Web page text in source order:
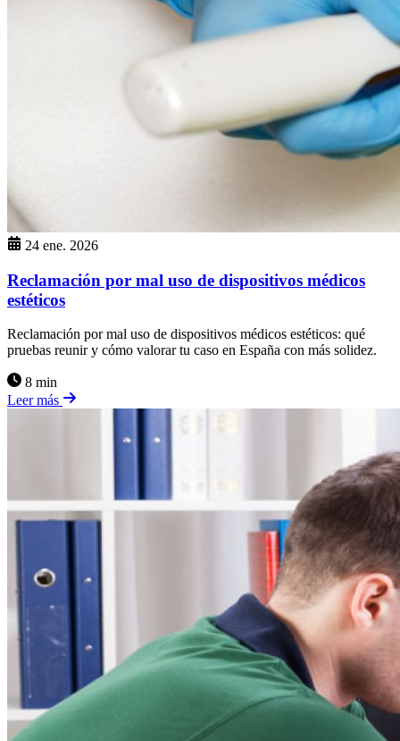
24 ene. 2026
Reclamación por mal uso de dispositivos médicos
estéticos
Reclamación por mal uso de dispositivos médicos estéticos: qué
pruebas reunir y cómo valorar tu caso en España con más solidez.
8 min
Leer más